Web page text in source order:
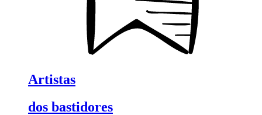
Artistas
dos bastidores